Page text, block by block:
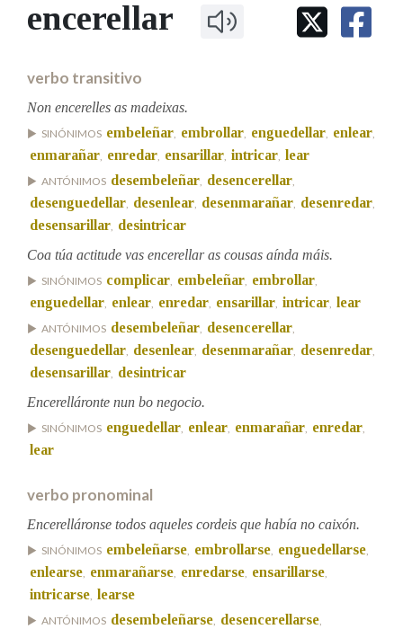
IDENTIDADE CORPORATIVA
MARCIAL DEL ADALID
FIGURAS HOMENAXEADAS
PORTAL DAS PALABRAS
Facebook
TwitterYoutubeInstagram
Bluesky
BUSCAR NOS LEMAS
Remata por
Contén
BUSCAR NO CONTIDO
Nas definicións
Na fraseoloxía
OUTRAS OPCIÓNS DE BUSCA
Marcas gramaticais
encerellar
verbo transitivo
Non encerelles as madeixas.
SINÓNIMOS embeleñar, embrollar, enguedellar, enlear,
enmarañar, enredar, ensarillar, intricar, lear
ANTÓNIMOS desembeleñar, desencerellar,
desenguedellar, desenlear, desenmarañar, desenredar,
desensarillar, desintricar
Coa túa actitude vas encerellar as cousas aínda máis.
SINÓNIMOS complicar, embeleñar, embrollar,
enguedellar, enlear, enredar, ensarillar, intricar, lear
ANTÓNIMOS desembeleñar, desencerellar,
desenguedellar, desenlear, desenmarañar, desenredar,
desensarillar, desintricar
Encerelláronte nun bo negocio.
SINÓNIMOS enguedellar, enlear, enmarañar, enredar,
lear
verbo pronominal
Encerelláronse todos aqueles cordeis que había no caixón.
SINÓNIMOS embeleñarse, embrollarse, enguedellarse,
enlearse, enmarañarse, enredarse, ensarillarse,
intricarse, learse
ANTÓNIMOS desembeleñarse, desencerellarse,